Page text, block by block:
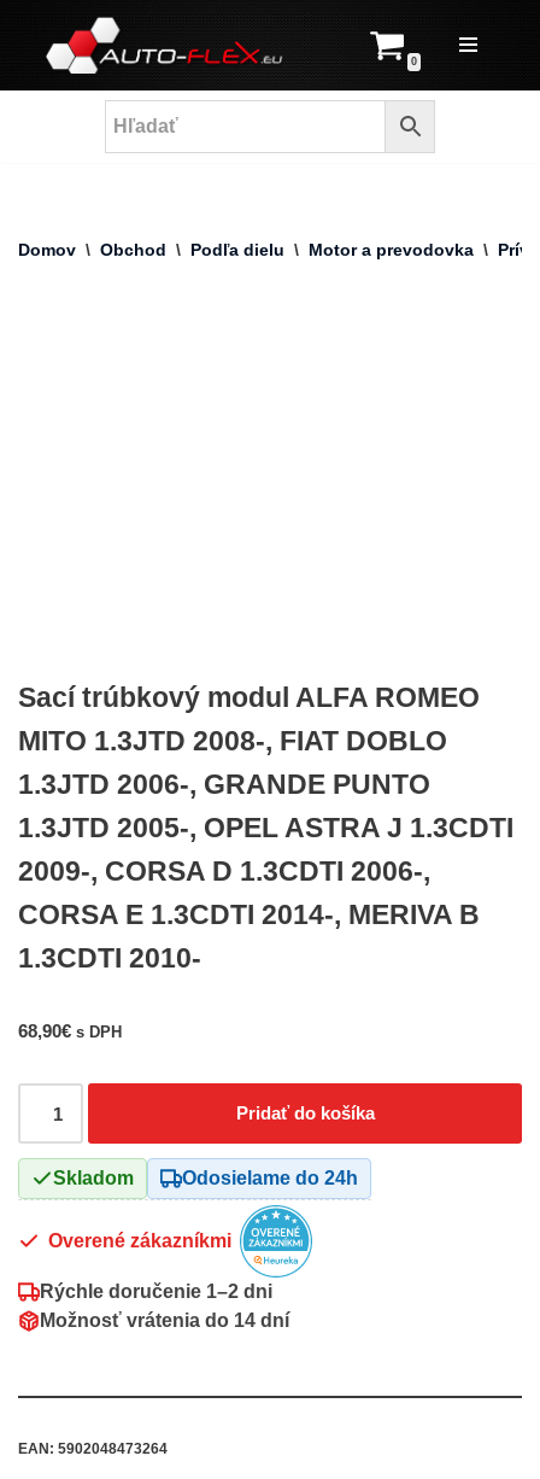
Prejsť
na
0
Domov \ Obchod \ Podľa dielu \ Motor a prevodovka \
Sací trúbkový modul ALFA ROMEO
MITO 1.3JTD 2008-, FIAT DOBLO
1.3JTD 2006-, GRANDE PUNTO
1.3JTD 2005-, OPEL ASTRA J 1.3CDTI
2009-, CORSA D 1.3CDTI 2006-,
CORSA E 1.3CDTI 2014-, MERIVA B
1.3CDTI 2010-
68,90€ s DPH
Pridať do košíka
Skladom Odosielame do 24h
Overené zákazníkmi
Rýchle doručenie 1–2 dni
Možnosť vrátenia do 14 dní
EAN: 5902048473264